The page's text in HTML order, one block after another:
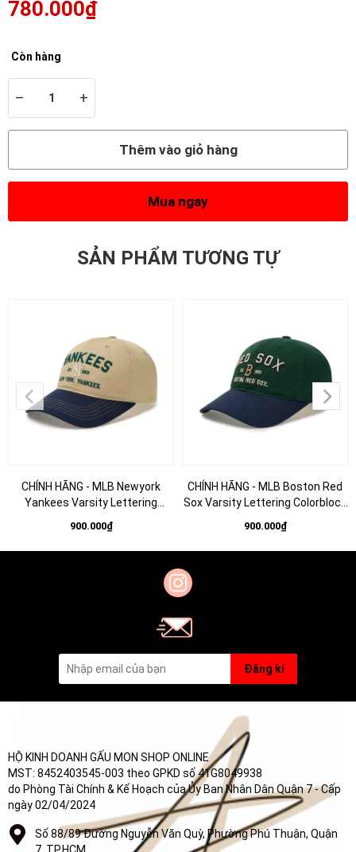
780.000₫
Còn hàng
– +
Thêm vào giỏ hàng
Mua ngay
SẢN PHẨM TƯƠNG TỰ
CHÍNH HÃNG - MLB Newyork
Yankees Varsity Lettering
Cap - Mũ lưỡi trai nón kết tone
be
900.000₫
CHÍNH HÃNG - MLB Boston Red
Sox Varsity Lettering Colorblock
trai nón kết tone xanh
900.000₫
Đăng kí
HỘ KINH DOANH GẤU MON SHOP ONLINE
MST: 8452403545-003 theo GPKD số 41G8049938
do Phòng Tài Chính & Kế Hoạch của Ủy Ban Nhân Dân Quận 7 - Cấp
ngày 02/04/2024
Số 88/89 Đường Nguyễn Văn Quỳ, Phường Phú Thuận, Quận